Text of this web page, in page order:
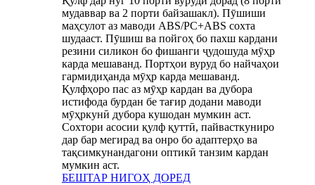
мудаввар ва 2 порти байзашакл). Пӯшиши
маҳсулот аз маводи ABS/PC+ABS сохта
шудааст. Пӯшиш ва пойгоҳ бо пахш кардани
резини силикон бо фишанги ҷудошуда мӯҳр
карда мешаванд. Портҳои вуруд бо найчаҳои
гармидиҳанда мӯҳр карда мешаванд.
Қулфҳоро пас аз мӯҳр кардан ва дубора
истифода бурдан бе тағир додани маводи
мӯҳркунӣ дубора кушодан мумкин аст.
Сохтори асосии қулф қуттӣ, пайвасткуниро
дар бар мегирад ва онро бо адаптерҳо ва
тақсимкунандагони оптикӣ танзим кардан
мумкин аст.
БЕШТАР НИГОҲ ДОРЕД